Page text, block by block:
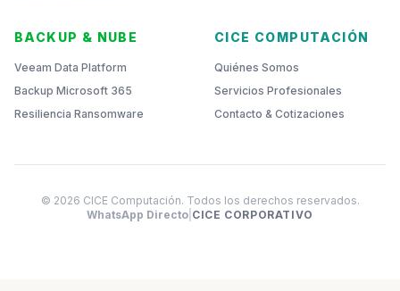
BACKUP & NUBE
Veeam Data Platform
Backup Microsoft 365
Resiliencia Ransomware
CICE COMPUTACIÓN
Quiénes Somos
Servicios Profesionales
Contacto & Cotizaciones
© 2026 CICE Computación. Todos los derechos reservados.
WhatsApp Directo CICE CORPORATIVO